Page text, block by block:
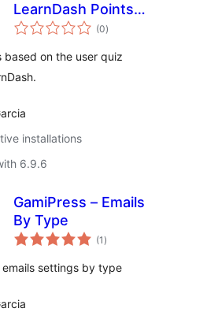
LearnDash Points
Per Quiz Score
(0total
ratings
)
based on the user quiz
installations
6.9.6
GamiPress – Emails
By Type
(1 total
ratings
)
settings by type